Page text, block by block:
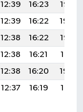
12:39 16:23
19:25
12:39 16:22
19:24
12:38 16:22
19:22
12:38 16:21
19:21
12:38 16:20
19:20
12:37 16:19 19:18